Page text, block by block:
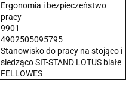
Ergonomia i bezpieczeństwo
pracy
9901
4902505095795
Stanowisko do pracy na stojąco i
siedząco SIT-STAND LOTUS białe
FELLOWES